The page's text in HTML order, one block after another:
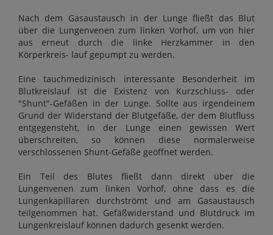
Nach dem Gasaustausch in der Lunge fließt das Blut
über die Lungenvenen zum linken Vorhof, um von hier
aus erneut durch die linke Herzkammer in den
Körperkreis- lauf gepumpt zu werden.
Eine tauchmedizinisch interessante Besonderheit im
Blutkreislauf ist die Existenz von Kurzschluss- oder
"Shunt"-Gefäßen in der Lunge. Sollte aus irgendeinem
Grund der Widerstand der Blutgefäße, der dem Blutfluss
entgegensteht, in der Lunge einen gewissen Wert
überschreiten, so können diese normalerweise
verschlossenen Shunt-Gefäße geöffnet werden.
Ein Teil des Blutes fließt dann direkt über die
Lungenvenen zum linken Vorhof, ohne dass es die
Lungenkapillaren durchströmt und am Gasaustausch
teilgenommen hat. Gefäßwiderstand und Blutdruck im
Lungenkreislauf können dadurch gesenkt werden.